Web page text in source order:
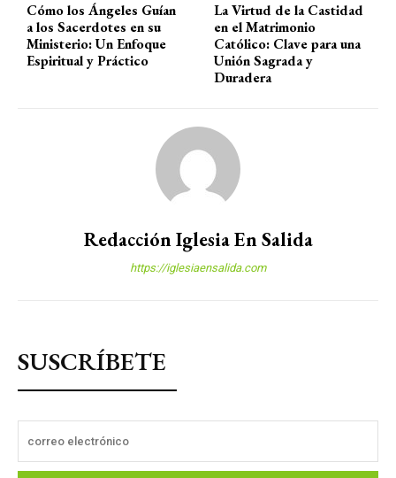
Cómo los Ángeles Guían
a los Sacerdotes en su
Ministerio: Un Enfoque
Espiritual y Práctico
La Virtud de la Castidad
en el Matrimonio
Católico: Clave para una
Unión Sagrada y
Duradera
Redacción Iglesia En Salida
https://iglesiaensalida.com
SUSCRÍBETE